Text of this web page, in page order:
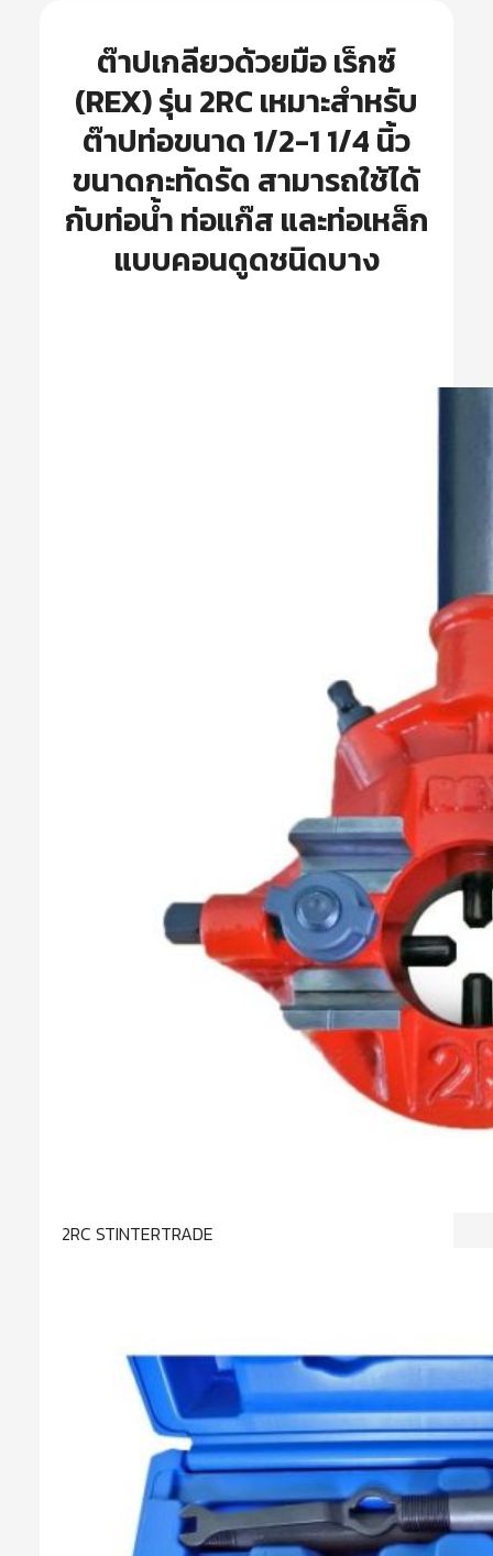
ต๊าปเกลียวด้วยมือ เร็กซ์
(REX) รุ่น 2RC เหมาะสำหรับ
ต๊าปท่อขนาด 1/2-1 1/4 นิ้ว
ขนาดกะทัดรัด สามารถใช้ได้
กับท่อน้ำ ท่อแก๊ส และท่อเหล็ก
แบบคอนดูดชนิดบาง
2RC STINTERTRADE